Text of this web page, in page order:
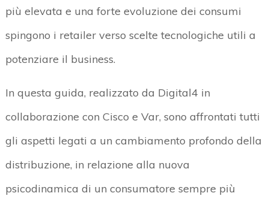
più elevata e una forte evoluzione dei consumi
spingono i retailer verso scelte tecnologiche utili a
potenziare il business.
In questa guida, realizzato da Digital4 in
collaborazione con Cisco e Var, sono affrontati tutti
gli aspetti legati a un cambiamento profondo della
distribuzione, in relazione alla nuova
psicodinamica di un consumatore sempre più